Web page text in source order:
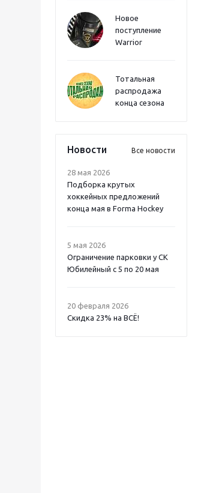
Новое
поступление
Warrior
Тотальная
распродажа
конца сезона
Новости Все новости
28 мая 2026
Подборка крутых
хоккейных предложений
конца мая в Forma Hockey
5 мая 2026
Ограничение парковки у СК
Юбилейный с 5 по 20 мая
20 февраля 2026
Скидка 23% на ВСË!